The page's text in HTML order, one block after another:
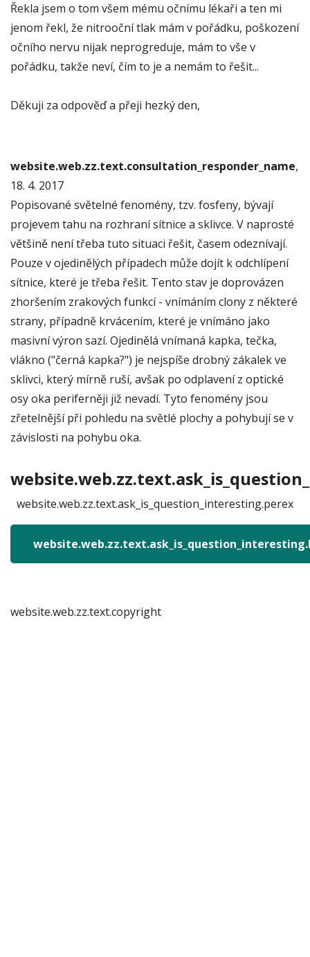
Řekla jsem o tom všem mému očnímu lékaři a ten mi
jenom řekl, že nitrooční tlak mám v pořádku, poškození
očního nervu nijak neprogreduje, mám to vše v
pořádku, takže neví, čím to je a nemám to řešit...
Děkuji za odpověď a přeji hezký den,
website.web.zz.text.consultation_responder_name,
18. 4. 2017
Popisované světelné fenomény, tzv. fosfeny, bývají
projevem tahu na rozhraní sítnice a sklivce. V naprosté
většině není třeba tuto situaci řešit, časem odeznívají.
Pouze v ojedinělých případech může dojít k odchlípení
sítnice, které je třeba řešit. Tento stav je doprovázen
zhoršením zrakových funkcí - vnímáním clony z některé
strany, případně krvácením, které je vnímáno jako
masivní výron sazí. Ojedinělá vnímaná kapka, tečka,
vlákno ("černá kapka?") je nejspíše drobný zákalek ve
sklivci, který mírně ruší, avšak po odplavení z optické
osy oka periferněji již nevadí. Tyto fenomény jsou
zřetelnější při pohledu na světlé plochy a pohybují se v
závislosti na pohybu oka.
website.web.zz.text.ask_is_question_interesting.perex
website.web.zz.text.copyright